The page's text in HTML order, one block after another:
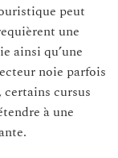
peut
une
ainsi qu’une
noie parfois
cursus
à une